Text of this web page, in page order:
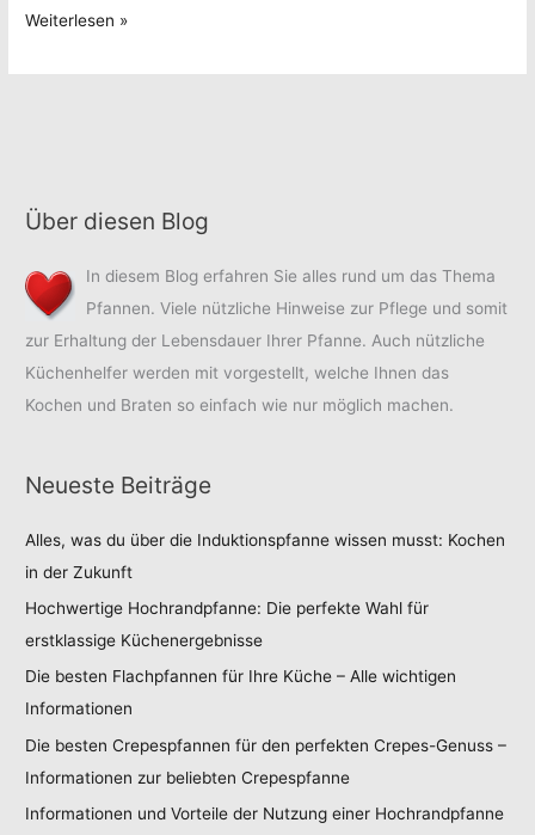
Verschiedene
Pfannenwender
Weiterlesen »
Über diesen Blog
In diesem Blog erfahren Sie alles rund um das Thema
Pfannen. Viele nützliche Hinweise zur Pflege und somit
zur Erhaltung der Lebensdauer Ihrer Pfanne. Auch nützliche
Küchenhelfer werden mit vorgestellt, welche Ihnen das
Kochen und Braten so einfach wie nur möglich machen.
Neueste Beiträge
Alles, was du über die Induktionspfanne wissen musst: Kochen
in der Zukunft
Hochwertige Hochrandpfanne: Die perfekte Wahl für
erstklassige Küchenergebnisse
Die besten Flachpfannen für Ihre Küche – Alle wichtigen
Informationen
Die besten Crepespfannen für den perfekten Crepes-Genuss –
Informationen zur beliebten Crepespfanne
Informationen und Vorteile der Nutzung einer Hochrandpfanne